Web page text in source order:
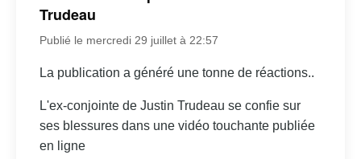
Trudeau
Publié le mercredi 29 juillet à 22:57
La publication a généré une tonne de réactions..
L'ex-conjointe de Justin Trudeau se confie sur
ses blessures dans une vidéo touchante publiée
en ligne